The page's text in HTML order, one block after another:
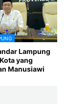
Lampung
yang
Manusiawi